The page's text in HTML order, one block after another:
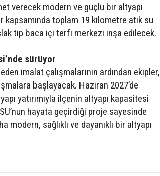
verecek modern ve güçlü bir altyapı
kapsamında toplam 19 kilometre atık su
tip baca içi terfi merkezi inşa edilecek.
sürüyor
imalat çalışmalarının ardından ekipler,
başlayacak. Haziran 2027’de
yatırımıyla ilçenin altyapı kapasitesi
hayata geçirdiği proje sayesinde
modern, sağlıklı ve dayanıklı bir altyapı